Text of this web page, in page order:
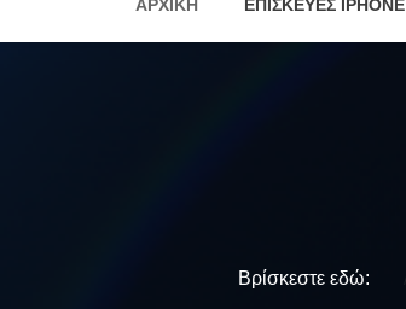
ΑΡΧΙΚΉ ΕΠΙΣΚΕΥΈΣ IPHONE
Βρίσκεστε εδώ: